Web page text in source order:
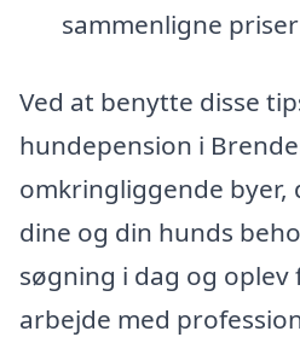
sammenligne
Ved at benytte disse
hundepension i
omkringliggende byer,
dine og din hunds
søgning i dag og
arbejde med